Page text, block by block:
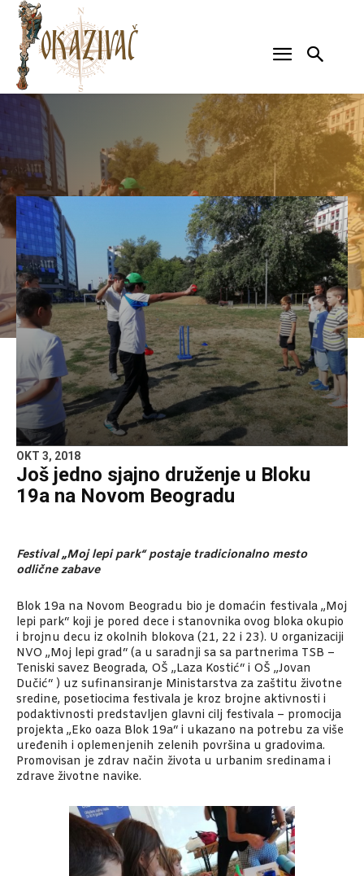
OKT 3, 2018
Još jedno sjajno druženje u Bloku
19a na Novom Beogradu
Festival „Moj lepi park“ postaje tradicionalno mesto
odlične zabave
Blok 19a na Novom Beogradu bio je domaćin festivala „Moj
lepi park“ koji je pored dece i stanovnika ovog bloka okupio
i brojnu decu iz okolnih blokova (21, 22 i 23). U organizaciji
NVO „Moj lepi grad“ (a u saradnji sa sa partnerima TSB –
Teniski savez Beograda, OŠ „Laza Kostić“ i OŠ „Jovan
Dučić“ ) uz sufinansiranje Ministarstva za zaštitu životne
sredine, posetiocima festivala je kroz brojne aktivnosti i
podaktivnosti predstavljen glavni cilj festivala – promocija
projekta „Eko oaza Blok 19a“ i ukazano na potrebu za više
uređenih i oplemenjenih zelenih površina u gradovima.
Promovisan je zdrav način života u urbanim sredinama i
zdrave životne navike.